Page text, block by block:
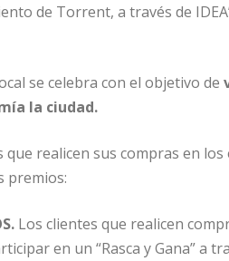
de Torrent, a través de
se celebra con el objetivo de
la ciudad.
que realicen sus compras en
premios:
Los clientes que realicen
en un “Rasca y Gana” a